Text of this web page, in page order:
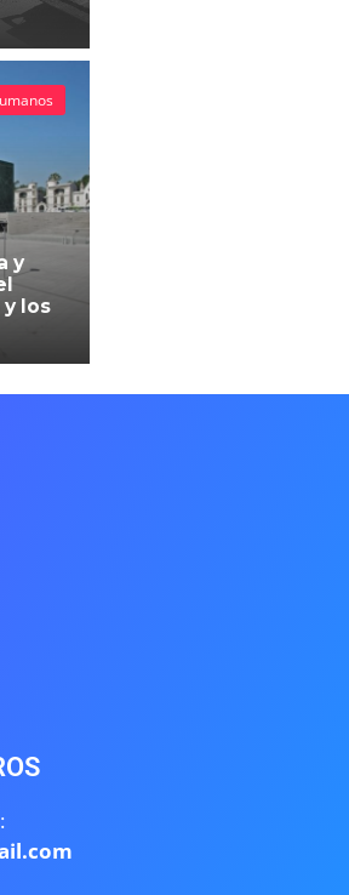
y
y los